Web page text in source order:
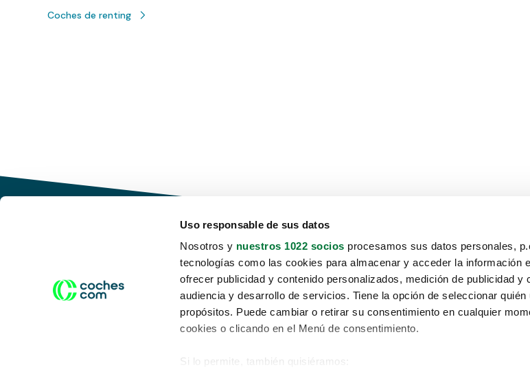
Uso responsable de sus datos
Nosotros y nuestros 1022 socios procesamos sus datos personales,
tecnologías como las cookies para almacenar y acceder la información
ofrecer publicidad y contenido personalizados, medición de publicidad y
audiencia y desarrollo de servicios. Tiene la opción de seleccionar
propósitos. Puede cambiar o retirar su consentimiento en cualquier
cookies o clicando en el Menú de consentimiento.
Si lo permite, también quisiéramos:
Coches de renting
Conduce tu futuro,
desata tu movilidad